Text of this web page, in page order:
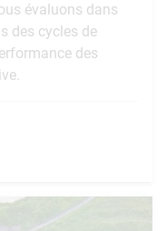
évaluons dans
des cycles de
des